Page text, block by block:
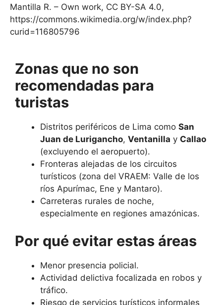
Mantilla R. – Own work, CC BY-SA 4.0,
https://commons.wikimedia.org/w/index.php?
curid=116805796
Zonas que no son
recomendadas para
turistas
Distritos periféricos de Lima como San
Juan de Lurigancho, Ventanilla y Callao
(excluyendo el aeropuerto).
Fronteras alejadas de los circuitos
turísticos (zona del VRAEM: Valle de los
ríos Apurímac, Ene y Mantaro).
Carreteras rurales de noche,
especialmente en regiones amazónicas.
Por qué evitar estas áreas
Menor presencia policial.
Actividad delictiva focalizada en robos y
tráfico.
Riesgo de servicios turísticos informales